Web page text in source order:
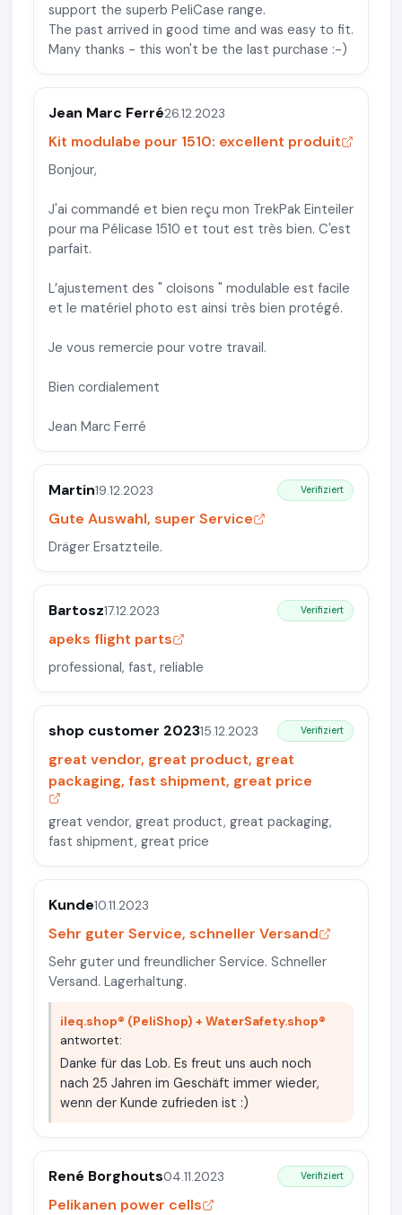
support the superb PeliCase range.
The past arrived in good time and was easy to fit.
Many thanks - this won't be the last purchase :-)
Jean Marc Ferré26.12.2023
Kit modulabe pour 1510: excellent produit
Bonjour,
J'ai commandé et bien reçu mon TrekPak Einteiler
pour ma Pélicase 1510 et tout est très bien. C'est
parfait.
L’ajustement des " cloisons " modulable est facile
et le matériel photo est ainsi très bien protégé.
Je vous remercie pour votre travail.
Bien cordialement
Jean Marc Ferré
Martin19.12.2023 Verifiziert
Gute Auswahl, super Service
Dräger Ersatzteile.
Bartosz17.12.2023 Verifiziert
apeks flight parts
professional, fast, reliable
shop customer 202315.12.2023 Verifiziert
great vendor, great product, great
packaging, fast shipment, great price
great vendor, great product, great packaging,
fast shipment, great price
Kunde10.11.2023
Sehr guter Service, schneller Versand
Sehr guter und freundlicher Service. Schneller
Versand. Lagerhaltung.
ileq.shop® (PeliShop) + WaterSafety.shop®
antwortet:
Danke für das Lob. Es freut uns auch noch
nach 25 Jahren im Geschäft immer wieder,
wenn der Kunde zufrieden ist :)
René Borghouts04.11.2023 Verifiziert
Pelikanen power cells